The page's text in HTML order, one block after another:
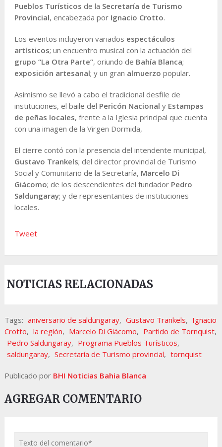
Pueblos Turísticos de la Secretaría de Turismo
Provincial, encabezada por Ignacio Crotto.
Los eventos incluyeron variados espectáculos
artísticos; un encuentro musical con la actuación del
grupo “La Otra Parte”, oriundo de Bahía Blanca;
exposición artesanal; y un gran almuerzo popular.
Asimismo se llevó a cabo el tradicional desfile de
instituciones, el baile del Pericón Nacional y Estampas
de peñas locales, frente a la Iglesia principal que cuenta
con una imagen de la Virgen Dormida,
El cierre contó con la presencia del intendente municipal,
Gustavo Trankels; del director provincial de Turismo
Social y Comunitario de la Secretaría, Marcelo Di
Giácomo; de los descendientes del fundador Pedro
Saldungaray; y de representantes de instituciones
locales.
Tweet
NOTICIAS RELACIONADAS
Tags: aniversario de saldungaray, Gustavo Trankels, Ignacio
Crotto, la región, Marcelo Di Giácomo, Partido de Tornquist,
Pedro Saldungaray, Programa Pueblos Turísticos,
saldungaray, Secretaría de Turismo provincial, tornquist
Publicado por BHI Noticias Bahia Blanca
AGREGAR COMENTARIO